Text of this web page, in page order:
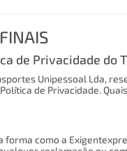
de Privacidade do
Unipessoal Lda,
de Privacidade.
forma como a